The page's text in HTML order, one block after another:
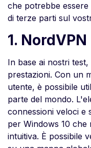
che potrebbe
di terze parti sul
1. NordVPN
In base ai nostri
prestazioni. Con un
utente, è possibile
parte del mondo.
connessioni veloci e
per Windows 10 che
intuitiva. È possibile